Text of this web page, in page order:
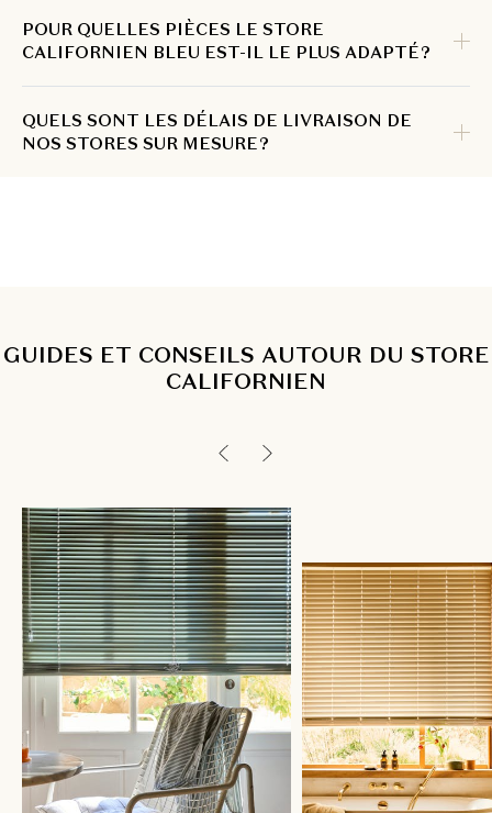
POUR QUELLES PIÈCES LE STORE
CALIFORNIEN BLEU EST-IL LE PLUS ADAPTÉ ?
QUELS SONT LES DÉLAIS DE LIVRAISON DE
NOS STORES SUR MESURE ?
GUIDES ET CONSEILS AUTOUR DU STORE
CALIFORNIEN